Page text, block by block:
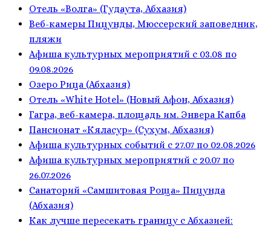
Отель «Волга» (Гудаута, Абхазия)
Веб-камеры Пицунды, Мюссерский заповедник,
пляжи
Афиша культурных мероприятий с 03.08 по
09.08.2026
Озеро Рица (Абхазия)
Отель «White Hotel» (Новый Афон, Абхазия)
Гагра, веб-камера, площадь им. Энвера Капба
Пансионат «Кяласур» (Сухум, Абхазия)
Афиша культурных событий с 27.07 по 02.08.2026
Афиша культурных мероприятий с 20.07 по
26.07.2026
Санаторий «Самшитовая Роща» Пицунда
(Абхазия)
Как лучше пересекать границу с Абхазией: